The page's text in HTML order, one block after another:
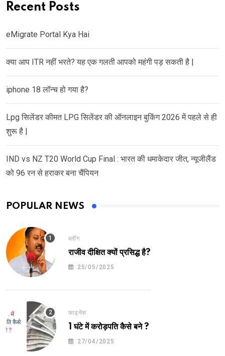
Recent Posts
eMigrate Portal Kya Hai
क्या आप ITR नहीं भरते? यह एक गलती आपको महंगी पड़ सकती है |
iphone 18 लॉन्च हो गया है?
Lpg सिलेंडर कीमत LPG सिलेंडर की ऑनलाइन बुकिंग 2026 में पहले से ही
शुरू है |
IND vs NZ T20 World Cup Final : भारत की धमाकेदार जीत, न्यूजीलैंड
को 96 रन से हराकर बना चैंपियन
POPULAR NEWS
ब्लॉग
राजीव दीक्षित क्यों प्रसिद्ध है?
25/05/2025
फाइनेंस
1 घंटे में करोड़पति कैसे बने ?
27/04/2025